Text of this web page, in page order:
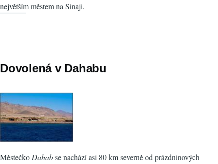
největším městem na Sinaji.
Dovolená v Dahabu
MěstečkoDahabse nachází asi 80 km severně od prázdninových